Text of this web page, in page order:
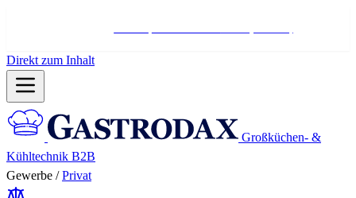
Direkt zum Inhalt
Großküchen- &
Kühltechnik B2B
Gewerbe / Privat